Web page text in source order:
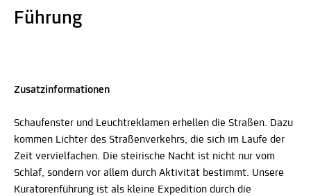
Führung
Zusatzinformationen
Schaufenster und Leuchtreklamen erhellen die Straßen. Dazu
kommen Lichter des Straßenverkehrs, die sich im Laufe der
Zeit vervielfachen. Die steirische Nacht ist nicht nur vom
Schlaf, sondern vor allem durch Aktivität bestimmt. Unsere
Kuratorenführung ist als kleine Expedition durch die